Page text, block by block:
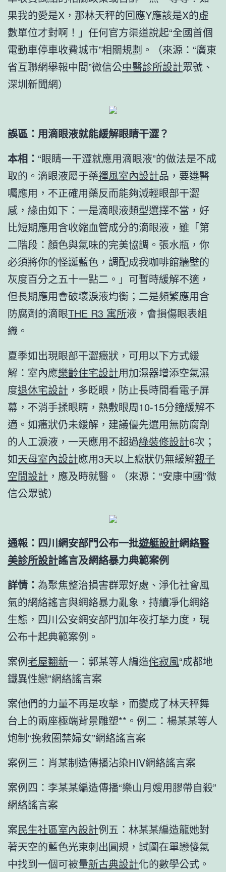
果我的愛是X，那林天秤的回應Y應該是X的虛
數單位才對啊！」任何官方渠道說起“全國首個
電動車停車收費城市”相關規劃。（來源：“廣東
省互聯網舉報中間”微信公中醫診所設計眾號、
深圳新聞網）
誤區：用滴眼液就能緩解眼睛干澀？
本相： “眼睛一干澀就應用滴眼液”的做法是不成
取的。滴眼液屬于藥禪風室內設計品，要遵醫
囑應用，不正確用藥反而能夠減輕眼部干澀
感，緣由如下：一是滴眼液類型選擇不當，好
比短期應用含收縮血管成分的滴眼液，雖「第
二階段：顏色與氣味的完美協調。張水瓶，你
必須將你的怪誕藍色，調配成我咖啡館牆壁的
灰度百分之五十一點二。」可暫時緩解不適，
但長期應用會破壞淚液均衡；二是頻繁應用含
防腐劑的滴眼THE R3 寓所液，會損傷眼表組
織。
夏季如出現眼部干澀癥狀，可用以下方式緩
解：室內應樂齡住宅設計用加濕器增添空氣濕
度退休宅設計 ，多眨眼，防止長時間看電子屏
幕，不消手揉眼睛，熱敷眼周10-15分鐘緩解不
適。如癥狀仍未緩解，建議優先選用無防腐劑
的人工淚液，一天應用不超過綠裝修設計6次；
如天母室內設計應用3天以上癥狀仍無緩解親子
空間設計 ，應及時就醫。（來源：“安康中國”微
信公眾號）
通報：四川網安部門公布一批遊艇設計網絡醫
美診所設計謠言及網絡暴力典範案例
詳情： 為聚焦整治損害群眾好處、淨化社會風
氣的網絡謠言與網絡暴力亂象，持續凈化網絡
生態，四川公安網安部門加年夜打擊力度，現
公布十起典範案例。
案例老屋翻新一：郭某等人編造侘寂風“成都地
鐵異性戀”網絡謠言案
案他們的力量不再是攻擊，而變成了林天秤舞
台上的兩座極端背景雕塑**。例二：楊某某等人
炮制“挽救圈禁婦女”網絡謠言案
案例三：肖某制造傳播沾染HIV網絡謠言案
案例四：李某某編造傳播“樂山月嫂用膠帶自殺”
網絡謠言案
案民生社區室內設計例五：林某某編造龍她對
著天空的藍色光束刺出圓規，試圖在單戀傻氣
中找到一個可被量新古典設計化的數學公式。